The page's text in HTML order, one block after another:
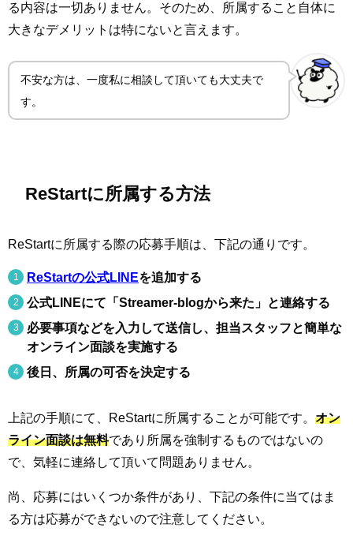
る内容は一切ありません。そのため、所属すること自体に
大きなデメリットは特にないと言えます。
不安な方は、一度私に相談して頂いても大丈夫で
す。
ReStartに所属する方法
ReStartに所属する際の応募手順は、下記の通りです。
ReStartの公式LINEを追加する
公式LINEにて「Streamer-blogから来た」と連絡する
必要事項などを入力して送信し、担当スタッフと簡単な
オンライン面談を実施する
後日、所属の可否を決定する
上記の手順にて、ReStartに所属することが可能です。 オン
ライン面談は無料であり所属を強制するものではないの
で、気軽に連絡して頂いて問題ありません。
尚、応募にはいくつか条件があり、下記の条件に当てはま
る方は応募ができないので注意してください。